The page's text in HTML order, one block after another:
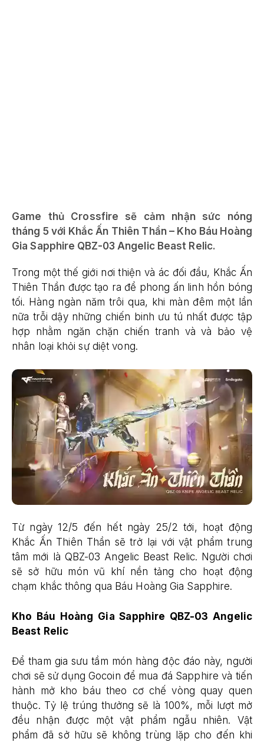
Game thủ Crossfire sẽ cảm nhận sức nóng
tháng 5 với Khắc Ấn Thiên Thần – Kho Báu Hoàng
Gia Sapphire QBZ-03 Angelic Beast Relic.
Trong một thế giới nơi thiện và ác đối đầu, Khắc Ấn
Thiên Thần được tạo ra để phong ấn linh hồn bóng
tối. Hàng ngàn năm trôi qua, khi màn đêm một lần
nữa trỗi dậy những chiến binh ưu tú nhất được tập
hợp nhằm ngăn chặn chiến tranh và và bảo vệ
nhân loại khỏi sự diệt vong.
Từ ngày 12/5 đến hết ngày 25/2 tới, hoạt động
Khắc Ấn Thiên Thần sẽ trở lại với vật phẩm trung
tâm mới là QBZ-03 Angelic Beast Relic. Người chơi
sẽ sở hữu món vũ khí nền tảng cho hoạt động
chạm khắc thông qua Báu Hoàng Gia Sapphire.
Kho Báu Hoàng Gia Sapphire QBZ-03 Angelic
Beast Relic
Để tham gia sưu tầm món hàng độc đáo này, người
chơi sẽ sử dụng Gocoin để mua đá Sapphire và tiến
hành mở kho báu theo cơ chế vòng quay quen
thuộc. Tỷ lệ trúng thưởng sẽ là 100%, mỗi lượt mở
đều nhận được một vật phẩm ngẫu nhiên. Vật
phẩm đã sở hữu sẽ không trùng lặp cho đến khi